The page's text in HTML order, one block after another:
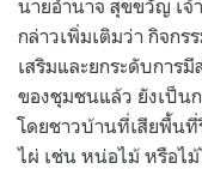
นายอำนาจ สุขขวัญ เ
กล่าวเพิ่มเติมว่า กิจก
เสริมและยกระดับการ
ของชุมชนแล้ว ยังเป็น
โดยชาวบ้านที่เสียพื้น
ไผ่ เช่น หน่อไม้ หรือไ